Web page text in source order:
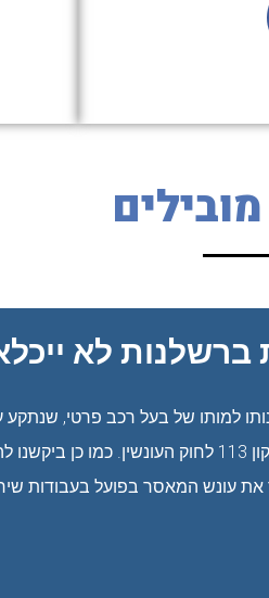
לא
למותו של בעל רכב פרטי, שנתקע
להקל בעונשו ובעיקר ביקשנו לבטל את המאסר בפועל טענו שעל בית